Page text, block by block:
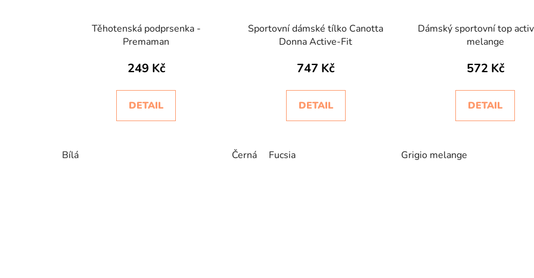
Těhotenská podprsenka -
Premaman
249 Kč
DETAIL
Bílá
Sportovní dámské tílko Canotta
Donna Active-Fit
747 Kč
DETAIL
Černá Fucsia
Dámský sportovní top
melange
572 Kč
DETAIL
Grigio melange